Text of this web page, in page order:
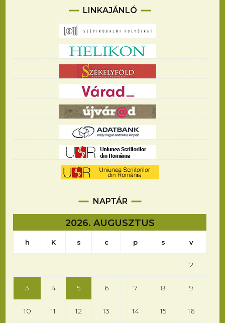
LINKAJÁNLÓ
NAPTÁR
2026. AUGUSZTUS
h K s c p s v
1 2
3 4 5 6 7 8 9
10 11 12 13 14 15 16